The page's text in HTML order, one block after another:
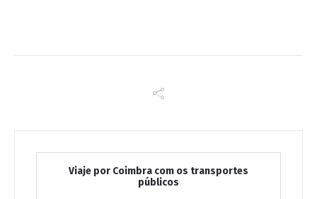
Viaje por Coimbra com os transportes
públicos